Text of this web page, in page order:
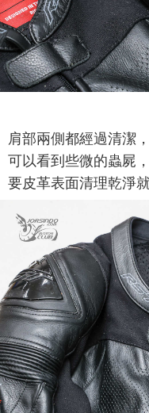
肩部兩側都經過清潔
可以看到些微的蟲屍
要皮革表面清理乾淨就